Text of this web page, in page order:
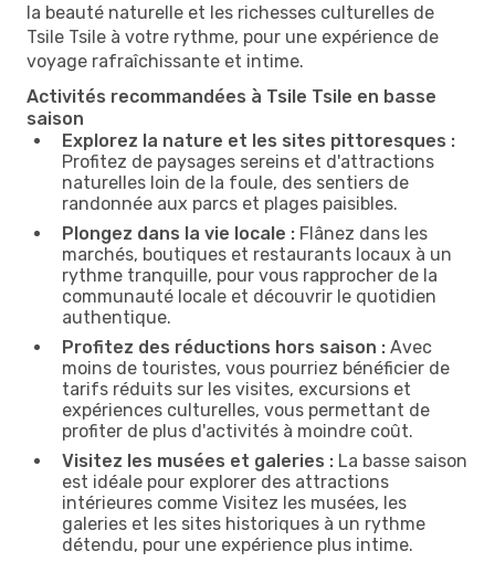
la beauté naturelle et les richesses culturelles de
Tsile Tsile à votre rythme, pour une expérience de
voyage rafraîchissante et intime.
Activités recommandées à Tsile Tsile en basse
saison
Explorez la nature et les sites pittoresques :
Profitez de paysages sereins et d'attractions
naturelles loin de la foule, des sentiers de
randonnée aux parcs et plages paisibles.
Plongez dans la vie locale : Flânez dans les
marchés, boutiques et restaurants locaux à un
rythme tranquille, pour vous rapprocher de la
communauté locale et découvrir le quotidien
authentique.
Profitez des réductions hors saison : Avec
moins de touristes, vous pourriez bénéficier de
tarifs réduits sur les visites, excursions et
expériences culturelles, vous permettant de
profiter de plus d'activités à moindre coût.
Visitez les musées et galeries : La basse saison
est idéale pour explorer des attractions
intérieures comme Visitez les musées, les
galeries et les sites historiques à un rythme
détendu, pour une expérience plus intime.